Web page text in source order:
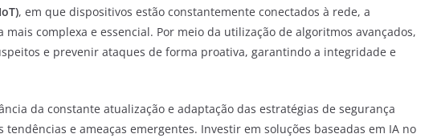
, em que dispositivos estão constantemente conectados à rede, a
complexa e essencial. Por meio da utilização de algoritmos avançados,
e prevenir ataques de forma proativa, garantindo a integridade e
da constante atualização e adaptação das estratégias de segurança
e ameaças emergentes. Investir em soluções baseadas em IA no